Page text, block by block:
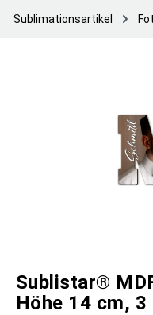
Sublimationsartikel
Sublistar®
Höhe 14 cm,